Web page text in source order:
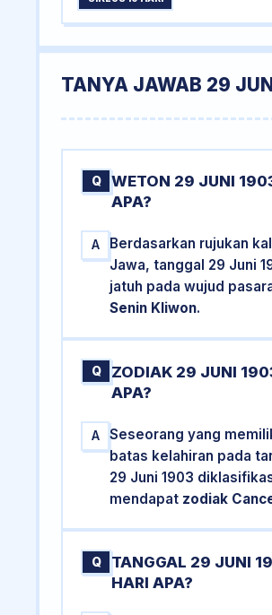
TANYA JAWAB 29
Q
WETON 29 JUNI
APA?
A
Berdasarkan rujukan
Jawa, tanggal 29 Juni
jatuh pada wujud
Senin Kliwon.
Q
ZODIAK 29 JUNI
APA?
A
Seseorang yang
batas kelahiran pada
29 Juni 1903
mendapat zodiak
Q
TANGGAL 29 JUNI
HARI APA?